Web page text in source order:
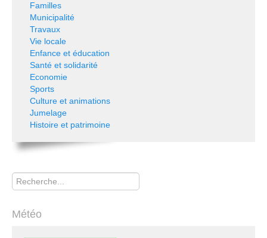
Familles
Municipalité
Travaux
Vie locale
Enfance et éducation
Santé et solidarité
Economie
Sports
Culture et animations
Jumelage
Histoire et patrimoine
Rechercher
Météo